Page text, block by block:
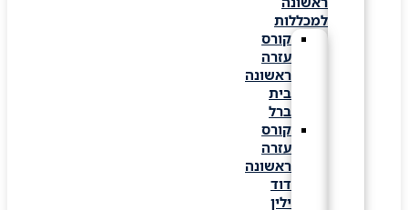
למכללות
קורס
עזרה
ראשונה
קורס
עזרה
ראשונה